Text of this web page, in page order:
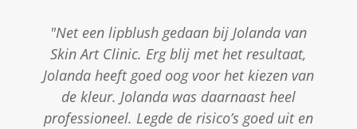
"Net een lipblush gedaan bij Jolanda van
Skin Art Clinic. Erg blij met het resultaat,
Jolanda heeft goed oog voor het kiezen van
de kleur. Jolanda was daarnaast heel
professioneel. Legde de risico’s goed uit en